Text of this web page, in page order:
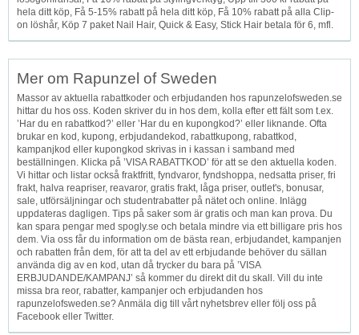
hela ditt köp, Få 5-15% rabatt på hela ditt köp, Få 10% rabatt på alla Clip-
on löshår, Köp 7 paket Nail Hair, Quick & Easy, Stick Hair betala för 6, mfl.
Mer om Rapunzel of Sweden
Massor av aktuella rabattkoder och erbjudanden hos rapunzelofsweden.se
hittar du hos oss. Koden skriver du in hos dem, kolla efter ett fält som t.ex.
’Har du en rabattkod?’ eller ’Har du en kupongkod?’ eller liknande. Ofta
brukar en kod, kupong, erbjudandekod, rabattkupong, rabattkod,
kampanjkod eller kupongkod skrivas in i kassan i samband med
beställningen. Klicka på ’VISA RABATTKOD’ för att se den aktuella koden.
Vi hittar och listar också fraktfritt, fyndvaror, fyndshoppa, nedsatta priser, fri
frakt, halva reapriser, reavaror, gratis frakt, låga priser, outlet's, bonusar,
sale, utförsäljningar och studentrabatter på nätet och online. Inlägg
uppdateras dagligen. Tips på saker som är gratis och man kan prova. Du
kan spara pengar med spogly.se och betala mindre via ett billigare pris hos
dem. Via oss får du information om de bästa rean, erbjudandet, kampanjen
och rabatten från dem, för att ta del av ett erbjudande behöver du sällan
använda dig av en kod, utan då trycker du bara på ’VISA
ERBJUDANDE/KAMPANJ’ så kommer du direkt dit du skall. Vill du inte
missa bra reor, rabatter, kampanjer och erbjudanden hos
rapunzelofsweden.se? Anmäla dig till vårt nyhetsbrev eller följ oss på
Facebook eller Twitter.